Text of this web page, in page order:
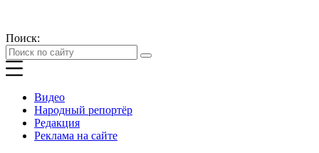
Поиск:
Видео
Народный репортёр
Редакция
Реклама на сайте